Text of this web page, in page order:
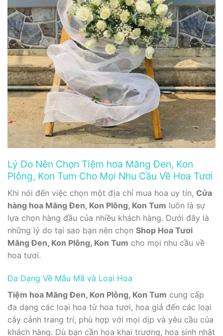
Lý Do Nên Chọn Tiệm hoa Măng Đen, Kon
Plông, Kon Tum Cho Mọi Nhu Cầu Về Hoa Tươi
Khi nói đến việc chọn một địa chỉ mua hoa uy tín, Cửa
hàng hoa Măng Đen, Kon Plông, Kon Tum luôn là sự
lựa chọn hàng đầu của nhiều khách hàng. Dưới đây là
những lý do tại sao bạn nên chọn Shop Hoa Tươi
Măng Đen, Kon Plông, Kon Tum cho mọi nhu cầu về
hoa tươi.
Đa Dạng Về Mẫu Mã và Loại Hoa
Tiệm hoa Măng Đen, Kon Plông, Kon Tum cung cấp
đa dạng các loại hoa từ hoa tươi, hoa giả đến các loại
cây cảnh trang trí, phù hợp với mọi dịp và yêu cầu của
khách hàng. Dù bạn cần hoa khai trương, hoa sinh nhật